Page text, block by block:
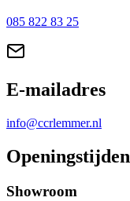
085 822 83 25
E-mailadres
info@ccrlemmer.nl
Openingstijden
Showroom